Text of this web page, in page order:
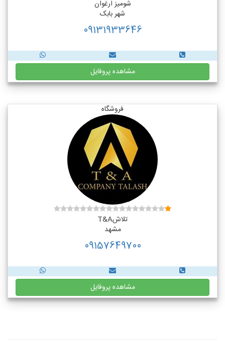
شومیز ارغوان
شهر بابک
09131933646
مشاهده پروفایل
فروشگاه
تلاشT&A
مشهد
09157649700
مشاهده پروفایل